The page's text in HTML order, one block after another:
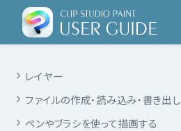
タブレットの基本的な操作
【iPad/Android】
レイヤー
ファイルの作成・読み込み・書き出し
ペンやブラシを使って描画する